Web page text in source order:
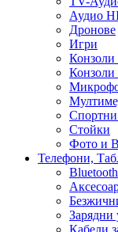
Аудио
Дронове
Игри
Спортни
Стойки
Фото и
Телефони,
Зарядни